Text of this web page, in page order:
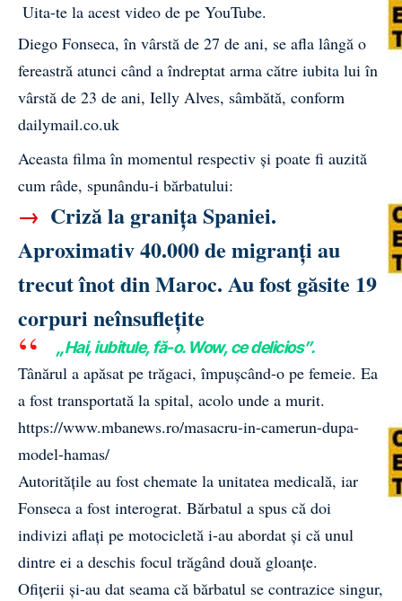
Uita-te la acest video de pe YouTube.
Diego Fonseca, în vârstă de 27 de ani, se afla lângă o
fereastră atunci când a îndreptat arma către iubita lui în
vârstă de 23 de ani, Ielly Alves, sâmbătă, conform
dailymail.co.uk
Aceasta filma în momentul respectiv și poate fi auzită
cum râde, spunându-i bărbatului:
→ Criză la granița Spaniei.
Aproximativ 40.000 de migranți au
trecut înot din Maroc. Au fost găsite 19
corpuri neînsuflețite
„Hai, iubitule, fă-o. Wow, ce delicios”.
Tânărul a apăsat pe trăgaci, împușcând-o pe femeie. Ea
a fost transportată la spital, acolo unde a murit.
https://www.mbanews.ro/masacru-in-camerun-dupa-
model-hamas/
Autoritățile au fost chemate la unitatea medicală, iar
Fonseca a fost interograt. Bărbatul a spus că doi
indivizi aflați pe motocicletă i-au abordat și că unul
dintre ei a deschis focul trăgând două gloanțe.
Ofițerii și-au dat seama că bărbatul se contrazice singur,